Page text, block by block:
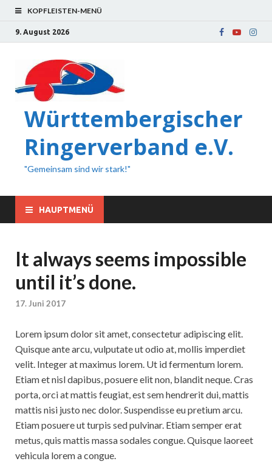
KOPFLEISTEN-MENÜ
9. August 2026
Württembergischer
Ringerverband e.V.
"Gemeinsam sind wir stark!"
HAUPTMENÜ
It always seems impossible
until it’s done.
17. Juni 2017
Lorem ipsum dolor sit amet, consectetur adipiscing elit.
Quisque ante arcu, vulputate ut odio at, mollis imperdiet
velit. Integer at maximus lorem. Ut id fermentum lorem.
Etiam et nisl dapibus, posuere elit non, blandit neque. Cras
porta, orci at mattis feugiat, est sem hendrerit dui, mattis
mattis nisi justo nec dolor. Suspendisse eu pretium arcu.
Etiam posuere ut turpis sed pulvinar. Etiam semper erat
metus, quis mattis massa sodales congue. Quisque laoreet
vehicula lorem a congue.